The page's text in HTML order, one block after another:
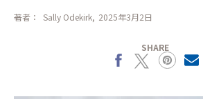
著者： Sally Odekirk 2025年3月2日
SHARE
X